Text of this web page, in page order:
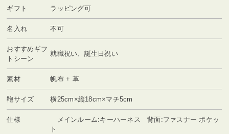
ギフト ラッピング可
名入れ 不可
おすすめギフ
トシーン
就職祝い、誕生日祝い
素材 帆布 + 革
鞄サイズ 横25cm×縦18cm×マチ5cm
仕様
メインルーム:キーハーネス 背面:ファスナー ポケッ
ト